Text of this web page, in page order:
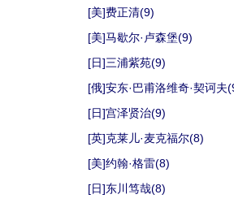
[美]费正清(9)
[美]马歇尔·卢森堡(9)
[日]三浦紫苑(9)
[俄]安东·巴甫洛维奇·契诃夫
[日]宫泽贤治(9)
[英]克莱儿·麦克福尔(8)
[美]约翰·格雷(8)
[日]东川笃哉(8)